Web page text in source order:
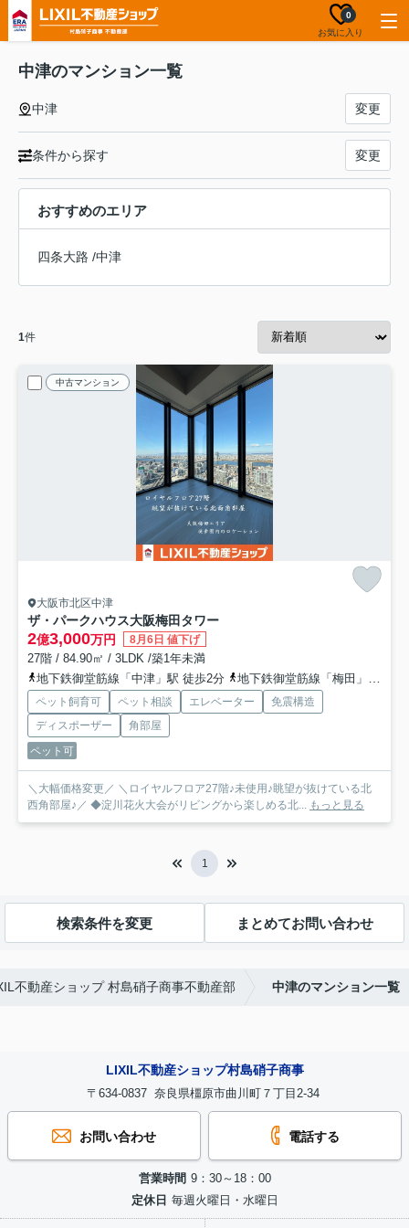
お気に入り
0
中津のマンション一覧
中津 変更
条件から探す 変更
おすすめのエリア
四条大路 /中津
1件
中古マンション
大阪市北区中津
ザ・パークハウス大阪梅田タワー
2億3,000万円 8月6日 値下げ
27階 / 84.90㎡ / 3LDK /築1年未満
地下鉄御堂筋線「中津」駅 徒歩2分
地下鉄御堂筋線「梅田」駅 徒歩8分
ペット飼育可 ペット相談 エレベーター
免震構造
ディスポーザー
角部屋
ペット可
＼大幅価格変更／ ＼ロイヤルフロア27階♪未使用♪眺望が抜けている北
西角部屋♪／ ◆淀川花火大会がリビングから楽しめる北... もっと見る
1
検索条件を変更 まとめてお問い合わせ
不動産ショップ 村島硝子商事不動産部 中津のマンション一覧
LIXIL不動産ショップ村島硝子商事
〒634-0837 奈良県橿原市曲川町７丁目2-34
お問い合わせ 電話する
営業時間 9：30～18：00
定休日 毎週火曜日・水曜日